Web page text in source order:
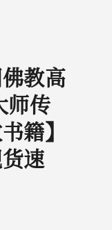
教高
师传
籍】
速